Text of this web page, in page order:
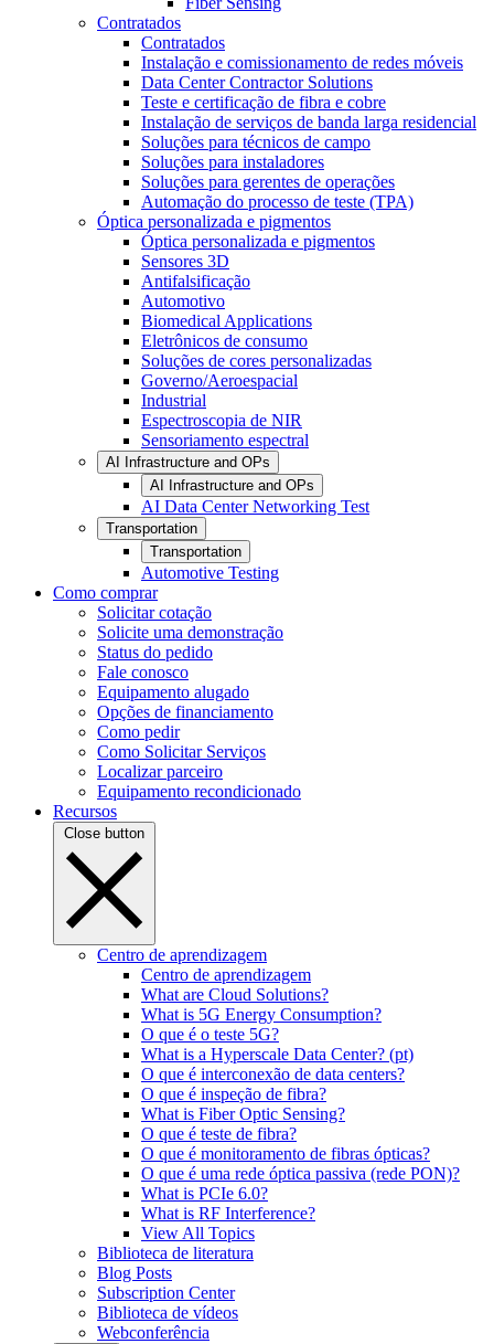
Contratados
Contratados
Instalação e comissionamento de redes móveis
Data Center Contractor Solutions
Teste e certificação de fibra e cobre
Instalação de serviços de banda larga residencial
Soluções para técnicos de campo
Soluções para instaladores
Soluções para gerentes de operações
Automação do processo de teste (TPA)
Óptica personalizada e pigmentos
Óptica personalizada e pigmentos
Sensores 3D
Antifalsificação
Automotivo
Biomedical Applications
Eletrônicos de consumo
Soluções de cores personalizadas
Governo/Aeroespacial
Industrial
Espectroscopia de NIR
Sensoriamento espectral
AI Infrastructure and OPs
AI Infrastructure and OPs
AI Data Center Networking Test
Transportation
Transportation
Automotive Testing
Como comprar
Solicitar cotação
Solicite uma demonstração
Status do pedido
Fale conosco
Equipamento alugado
Opções de financiamento
Como pedir
Como Solicitar Serviços
Localizar parceiro
Equipamento recondicionado
Recursos
Close button
Centro de aprendizagem
Centro de aprendizagem
What are Cloud Solutions?
What is 5G Energy Consumption?
O que é o teste 5G?
What is a Hyperscale Data Center? (pt)
O que é interconexão de data centers?
O que é inspeção de fibra?
What is Fiber Optic Sensing?
O que é teste de fibra?
O que é monitoramento de fibras ópticas?
O que é uma rede óptica passiva (rede PON)?
What is PCIe 6.0?
What is RF Interference?
View All Topics
Biblioteca de literatura
Blog Posts
Subscription Center
Biblioteca de vídeos
Webconferência